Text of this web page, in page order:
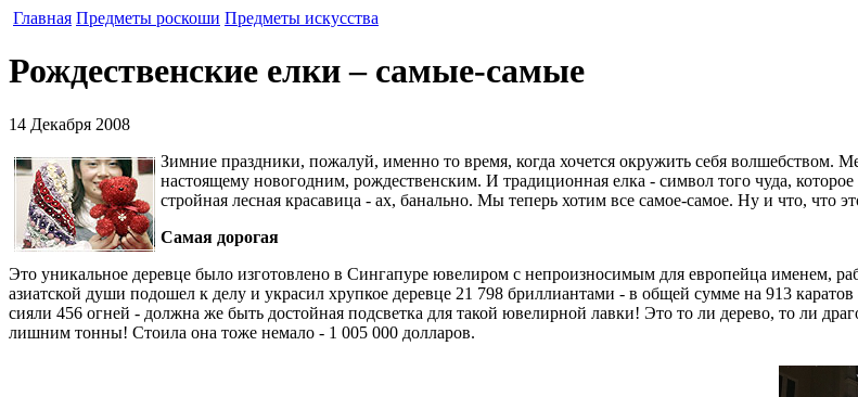
Главная Предметы роскоши Предметы искусства
Рождественские елки – самые-самые
14 Декабря 2008
Зимние праздники, пожалуй, именно то время, когда хочется окружить себя
настоящему новогодним, рождественским. И традиционная елка - символ того чуда,
стройная лесная красавица - ах, банально. Мы теперь хотим все самое-самое. Ну и что, что
Самая дорогая
Это уникальное деревце было изготовлено в Сингапуре ювелиром с непроизносимым для европейца именем,
азиатской души подошел к делу и украсил хрупкое деревце 21 798 бриллиантами - в общей сумме на 913
сияли 456 огней - должна же быть достойная подсветка для такой ювелирной лавки! Это то ли дерево, то ли
лишним тонны! Стоила она тоже немало - 1 005 000 долларов.